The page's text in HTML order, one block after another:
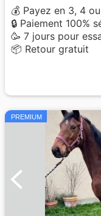
💰 Payez en 3, 4
🔒 Paiement 100%
🥳 7 jours pour
📦 Retour gratuit
PREMIUM